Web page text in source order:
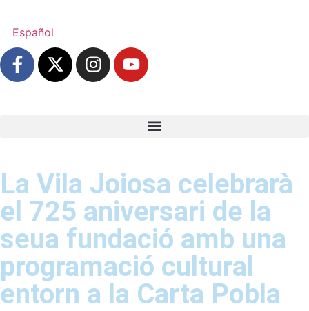
Español
La Vila Joiosa celebrarà
el 725 aniversari de la
seua fundació amb una
programació cultural
entorn a la Carta Pobla